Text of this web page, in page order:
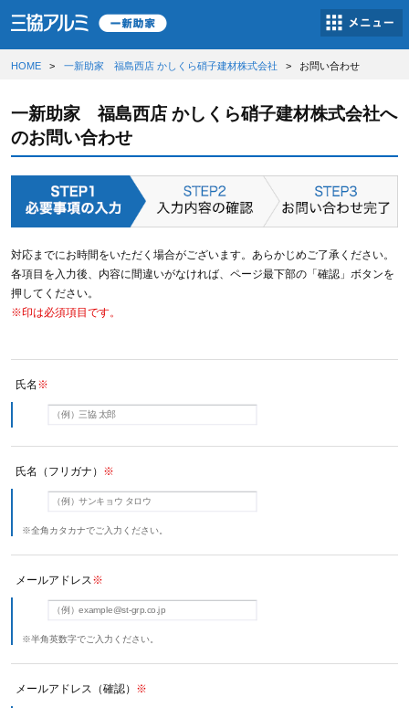
HOME 一新助家 福島西店 かしくら硝子建材株式会社 お問い合わせ
一新助家 福島西店 かしくら硝子建材株式会社へ
のお問い合わせ
対応までにお時間をいただく場合がございます。あらかじめご了承ください。
各項目を入力後、内容に間違いがなければ、ページ最下部の「確認」ボタンを
押してください。
※印は必須項目です。
氏名 ※
氏名（フリガナ） ※
※全角カタカナでご入力ください。
メールアドレス※
※半角英数字でご入力ください。
メールアドレス（確認） ※